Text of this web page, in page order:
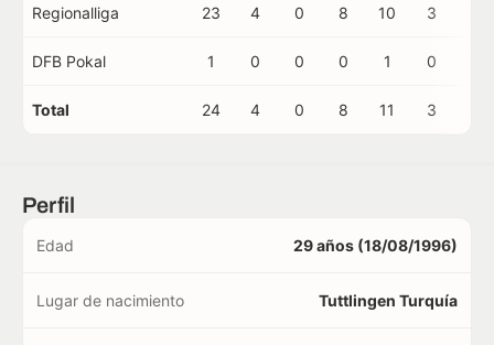
Regionalliga 23 4 0 8 10 3
DFB Pokal 1 0 0 0 1 0
Total 24 4 0 8 11 3
Perfil
Edad 29 años (18/08/1996)
Lugar de nacimiento Tuttlingen Turquía